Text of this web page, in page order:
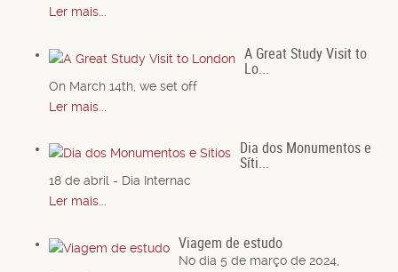
Ler mais...
A Great Study Visit to
Lo...
On March 14th, we set off
Ler mais...
Dia dos Monumentos e
Síti...
18 de abril - Dia Internac
Ler mais...
Viagem de estudo
No dia 5 de março de 2024,